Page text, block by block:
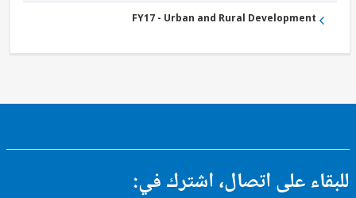
FY17 - Urban and Rural Development
على اتصال، اشترك في: